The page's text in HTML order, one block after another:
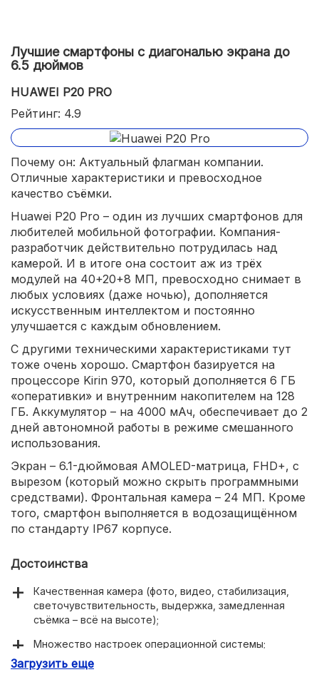
Лучшие смартфоны с диагональю экрана до
6.5 дюймов
HUAWEI P20 PRO
Рейтинг: 4.9
Почему он: Актуальный флагман компании.
Отличные характеристики и превосходное
качество съёмки.
Huawei P20 Pro – один из лучших смартфонов для
любителей мобильной фотографии. Компания-
разработчик действительно потрудилась над
камерой. И в итоге она состоит аж из трёх
модулей на 40+20+8 МП, превосходно снимает в
любых условиях (даже ночью), дополняется
искусственным интеллектом и постоянно
улучшается с каждым обновлением.
С другими техническими характеристиками тут
тоже очень хорошо. Смартфон базируется на
процессоре Kirin 970, который дополняется 6 ГБ
«оперативки» и внутренним накопителем на 128
ГБ. Аккумулятор – на 4000 мАч, обеспечивает до 2
дней автономной работы в режиме смешанного
использования.
Экран – 6.1-дюймовая AMOLED-матрица, FHD+, с
вырезом (который можно скрыть программными
средствами). Фронтальная камера – 24 МП. Кроме
того, смартфон выполняется в водозащищённом
по стандарту IP67 корпусе.
Достоинства
Качественная камера (фото, видео, стабилизация,
светочувствительность, выдержка, замедленная
съёмка – всё на высоте);
Множество настроек операционной системы;
Высокая автономность;
Загрузить еще